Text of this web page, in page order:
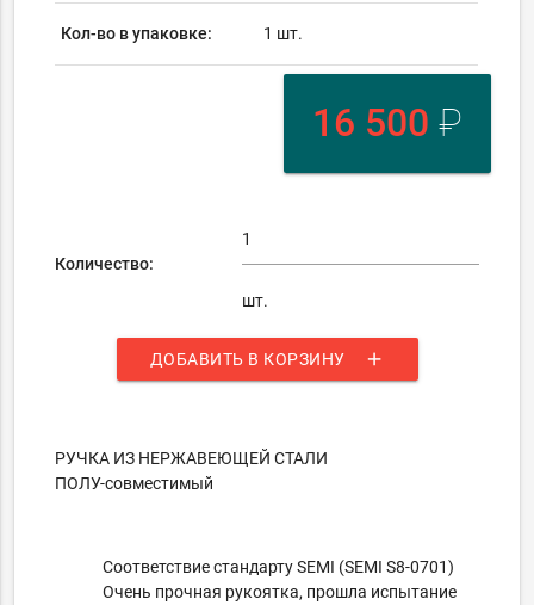
Кол-во в упаковке: 1 шт.
16 500 ₽
Количество:
шт.
ДОБАВИТЬ В КОРЗИНУ add
РУЧКА ИЗ НЕРЖАВЕЮЩЕЙ СТАЛИ
ПОЛУ-совместимый
Соответствие стандарту SEMI (SEMI S8-0701)
Очень прочная рукоятка, прошла испытание